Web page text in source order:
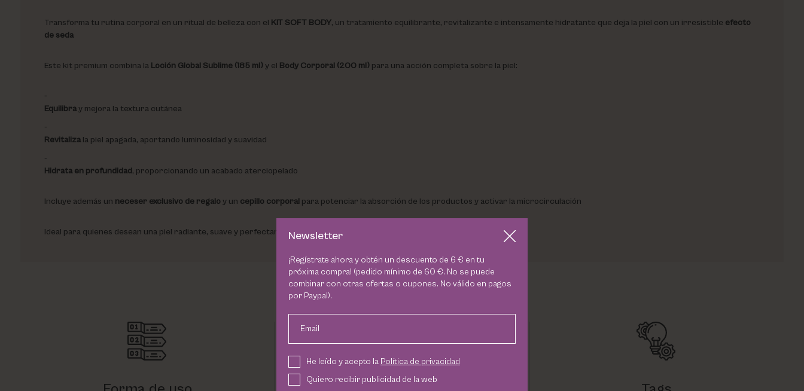
Transforma tu rutina corporal en un ritual de belleza con el KIT SOFT BODY, un tratamiento equilibrante, revitalizante e intensamente hidratante que deja la piel con un irresistible efecto
de seda
Este kit premium combina la Loción Global Sublime (185 ml)y el Body Corporal (200 ml)para una acción completa sobre la piel:
Equilibray mejora la textura cutánea
Revitalizala piel apagada, aportando luminosidad y suavidad
Hidrata en profundidad, proporcionando un acabado aterciopelado
Incluye además un neceser exclusivo de regaloy un cepillo corporalpara potenciar la absorción de los productos y activar la microcirculación
Ideal para quienes desean una piel radiante, suave y perfectamente cuidada todo el año
Newsletter
¡Regístrate ahora y obtén un descuento de 6 € en tu
próxima compra! (pedido mínimo de 60 €. No se puede
combinar con otras ofertas o cupones. No válido en pagos
por Paypal).
Email
He leído y acepto la Política de privacidad
Quiero recibir publicidad de la web